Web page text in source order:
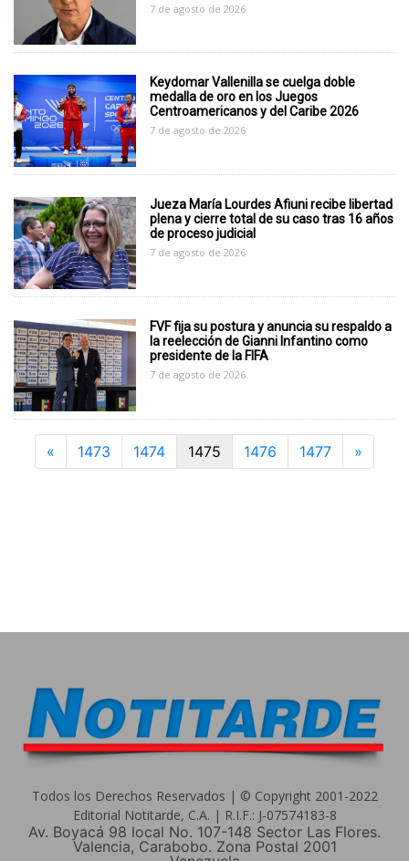
7 de agosto de 2026
Keydomar Vallenilla se cuelga doble
medalla de oro en los Juegos
Centroamericanos y del Caribe 2026
7 de agosto de 2026
Jueza María Lourdes Afiuni recibe libertad
plena y cierre total de su caso tras 16 años
de proceso judicial
7 de agosto de 2026
FVF fija su postura y anuncia su respaldo a
la reelección de Gianni Infantino como
presidente de la FIFA
7 de agosto de 2026
« Previous
1473 1474 1475 1476 1477 »
Todos los Derechos Reservados | © Copyright 2001-2022
Editorial Notitarde, C.A. | R.I.F.: J-07574183-8
Av. Boyacá 98 local No. 107-148 Sector Las Flores.
Valencia, Carabobo. Zona Postal 2001